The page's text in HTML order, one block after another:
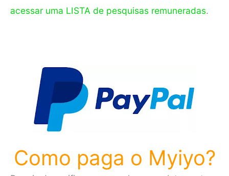
acessar uma LISTA de pesquisas remuneradas.
Como paga o Myiyo?